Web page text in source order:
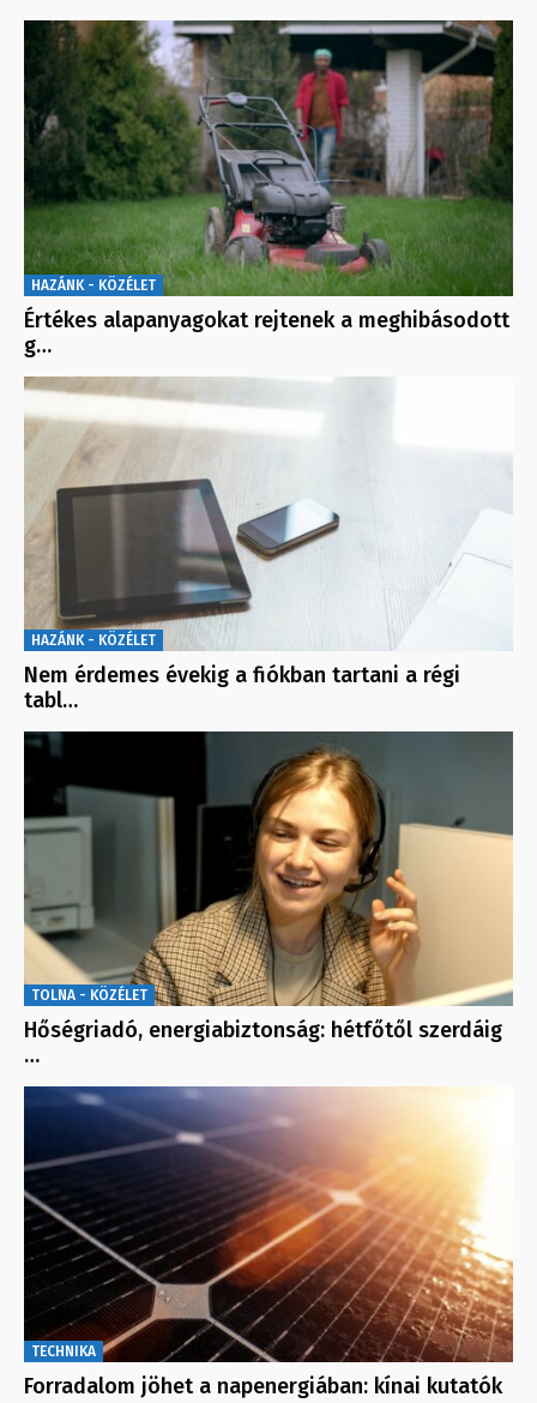
HAZÁNK - KÖZÉLET
Értékes alapanyagokat rejtenek a meghibásodott
g…
HAZÁNK - KÖZÉLET
Nem érdemes évekig a fiókban tartani a régi
tabl…
TOLNA - KÖZÉLET
Hőségriadó, energiabiztonság: hétfőtől szerdáig
…
TECHNIKA
Forradalom jöhet a napenergiában: kínai kutatók